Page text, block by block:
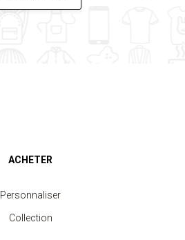
ACHETER
Personnaliser
Collection